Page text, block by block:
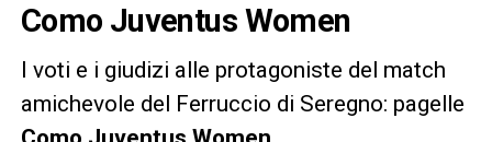
Como Juventus Women
I voti e i giudizi alle protagoniste del match
amichevole del Ferruccio di Seregno: pagelle